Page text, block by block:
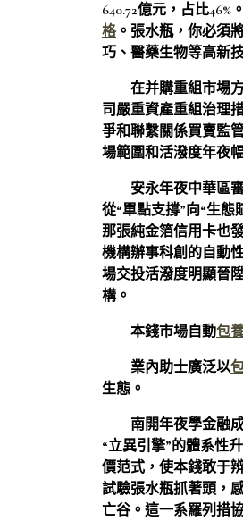
640.72億元，占比
格。張水瓶，你必須
巧、醫藥生物等高新
在并購重組市場
司嚴重資產重組治理
爭和聯繫關係買賣監
場範圍和活潑度年夜
安永年夜中華區
從“單點支撐”向“生態
那張純金箔信用卡也
機構辦事科創的自動
場交投活潑度明顯晉
構。
本錢市場自動包
業內助士廣泛以
生態。
南開年夜學金融
“立異引擎”的體系性
價范式，使本錢敢于
試驗張水瓶抓著頭，
亡谷。這一系羅列措